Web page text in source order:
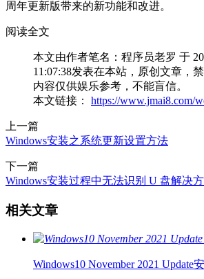
周年更新版带来的新功能和改进。
阅读全文
本文由作者笔名：程序员老罗 于
11:07:38发表在本站，原创文章，
内容仅供娱乐参考，不能盲信。
本文链接： https://www.jmai8.com/
上一篇
Windows安装之系统更新设置方法
下一篇
Windows安装过程中无法识别 U 盘解决
相关文章
Windows10 November 2021 Update